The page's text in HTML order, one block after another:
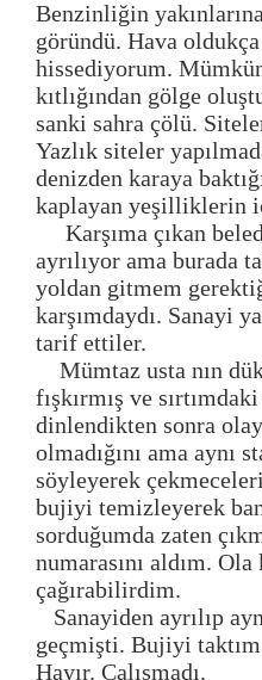
Benzinliğin
göründü. Hava
hissediyorum.
kıtlığından gölge
sanki sahra çölü.
Yazlık siteler
denizden karaya
kaplayan yeşilliklerin
Karşıma çıkan
ayrılıyor ama burada
yoldan gitmem
karşımdaydı. Sanayi
tarif ettiler.
Mümtaz usta nın
fışkırmış ve
dinlendikten sonra
olmadığını ama aynı
söyleyerek
bujiyi temizleyerek
sorduğumda zaten
numarasını aldım.
çağırabilirdim.
Sanayiden ayrılıp
geçmişti. Bujiyi
Hayır. Çalışmadı.